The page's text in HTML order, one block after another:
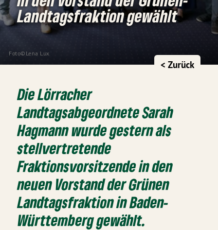
Foto©Lena Lux
Landtagsfraktion gewählt
< Zurück
Die Lörracher
Landtagsabgeordnete Sarah
Hagmann wurde gestern als
stellvertretende
Fraktionsvorsitzende in den
neuen Vorstand der Grünen
Landtagsfraktion in Baden-
Württemberg gewählt.